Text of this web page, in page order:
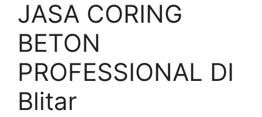
JASA CORING
BETON
PROFESSIONAL DI
Blitar